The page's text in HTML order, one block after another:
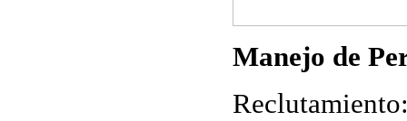
Manejo de
Reclutamiento